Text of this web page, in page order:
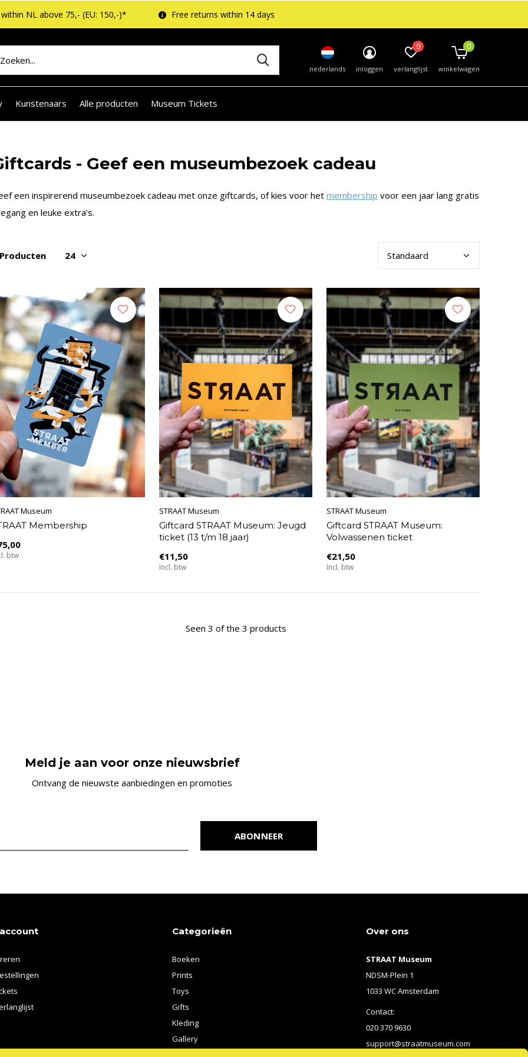
Kunstenaars Alle producten Museum Tickets
nederlands inloggen verlanglijst
0
winkelwagen
0
NL above 75,- (EU: 150,-)* Free returns within 14 days
- Geef een museumbezoek cadeau
een inspirerend museumbezoek cadeau met onze giftcards, of kies voor het membership voor een jaar lang gratis
en leuke extra's.
Museum
Membership
btw
STRAAT Museum
Giftcard STRAAT Museum: Jeugd
ticket (13 t/m 18 jaar)
€11,50
Incl. btw
STRAAT Museum
Giftcard STRAAT Museum:
Volwassenen ticket
€21,50
Incl. btw
Seen 3 of the 3 products
Meld je aan voor onze nieuwsbrief
Ontvang de nieuwste aanbiedingen en promoties
ABONNEER
Categorieën
Boeken
Prints
Toys
Gifts
Kleding
Gallery
Over ons
STRAAT Museum
NDSM-Plein 1
1033 WC Amsterdam
Contact:
020 370 9630
support@straatmuseum.com